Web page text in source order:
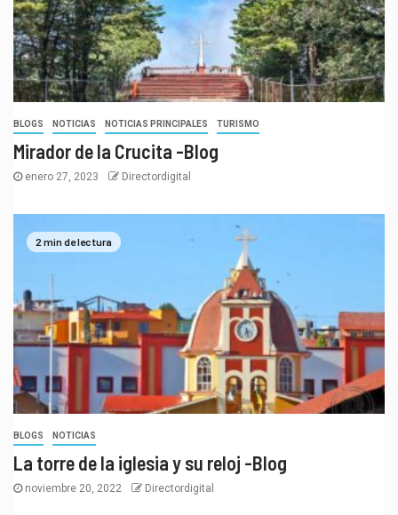
BLOGS NOTICIAS NOTICIAS PRINCIPALES TURISMO
Mirador de la Crucita -Blog
enero 27, 2023 Directordigital
2 min de lectura
BLOGS NOTICIAS
La torre de la iglesia y su reloj -Blog
noviembre 20, 2022 Directordigital